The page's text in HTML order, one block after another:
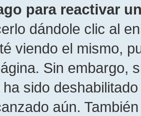
para reactivar
dándole clic al
viendo el mismo,
Sin embargo,
sido
aún.